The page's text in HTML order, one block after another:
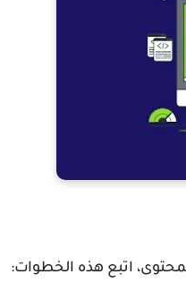
اتبع هذه الخطوات: